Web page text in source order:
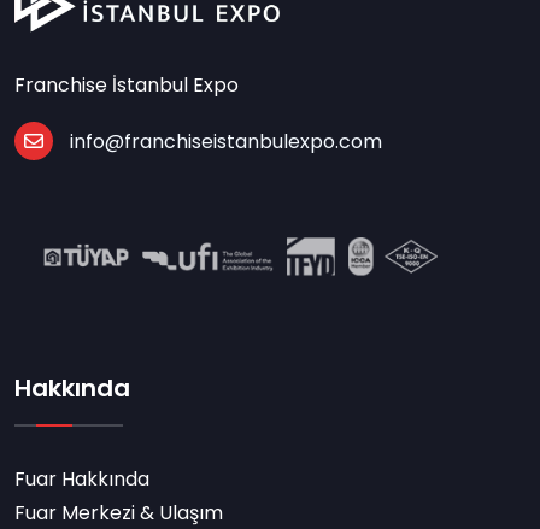
Franchise İstanbul Expo
info@franchiseistanbulexpo.com
Hakkında
Fuar Hakkında
Fuar Merkezi & Ulaşım